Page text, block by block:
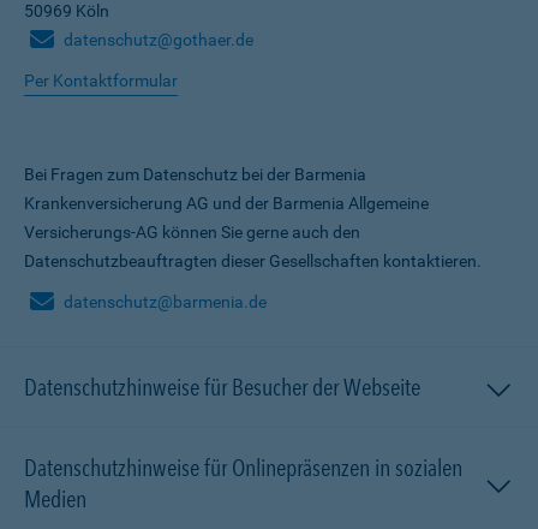
50969 Köln
datenschutz@gothaer.de
Per Kontaktformular
Bei Fragen zum Datenschutz bei der Barmenia
Krankenversicherung AG und der Barmenia Allgemeine
Versicherungs-AG können Sie gerne auch den
Datenschutzbeauftragten dieser Gesellschaften kontaktieren.
datenschutz@barmenia.de
Datenschutzhinweise für Besucher der Webseite
Datenschutzhinweise für Onlinepräsenzen in sozialen
Medien